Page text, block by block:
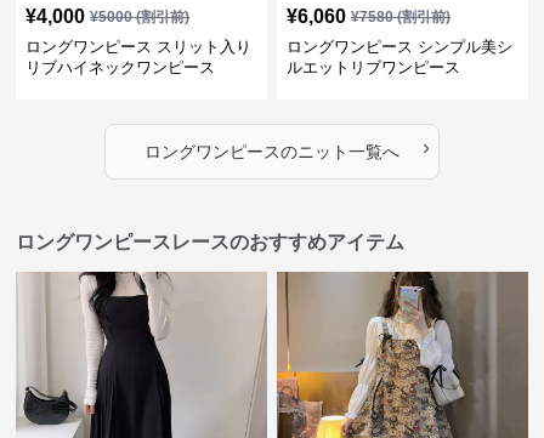
¥4,000 ¥5000(割引前)
ロングワンピース スリット入り
リブハイネックワンピース
¥6,060 ¥7580(割引前)
ロングワンピース シンプル美シ
ルエットリブワンピース
ロングワンピースのニット一覧へ ›
ロングワンピースレースのおすすめアイテム